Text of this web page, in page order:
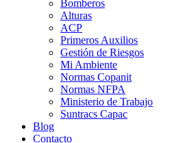
Bomberos
Alturas
ACP
Primeros Auxilios
Gestión de Riesgos
Mi Ambiente
Normas Copanit
Normas NFPA
Ministerio de Trabajo
Suntracs Capac
Blog
Contacto